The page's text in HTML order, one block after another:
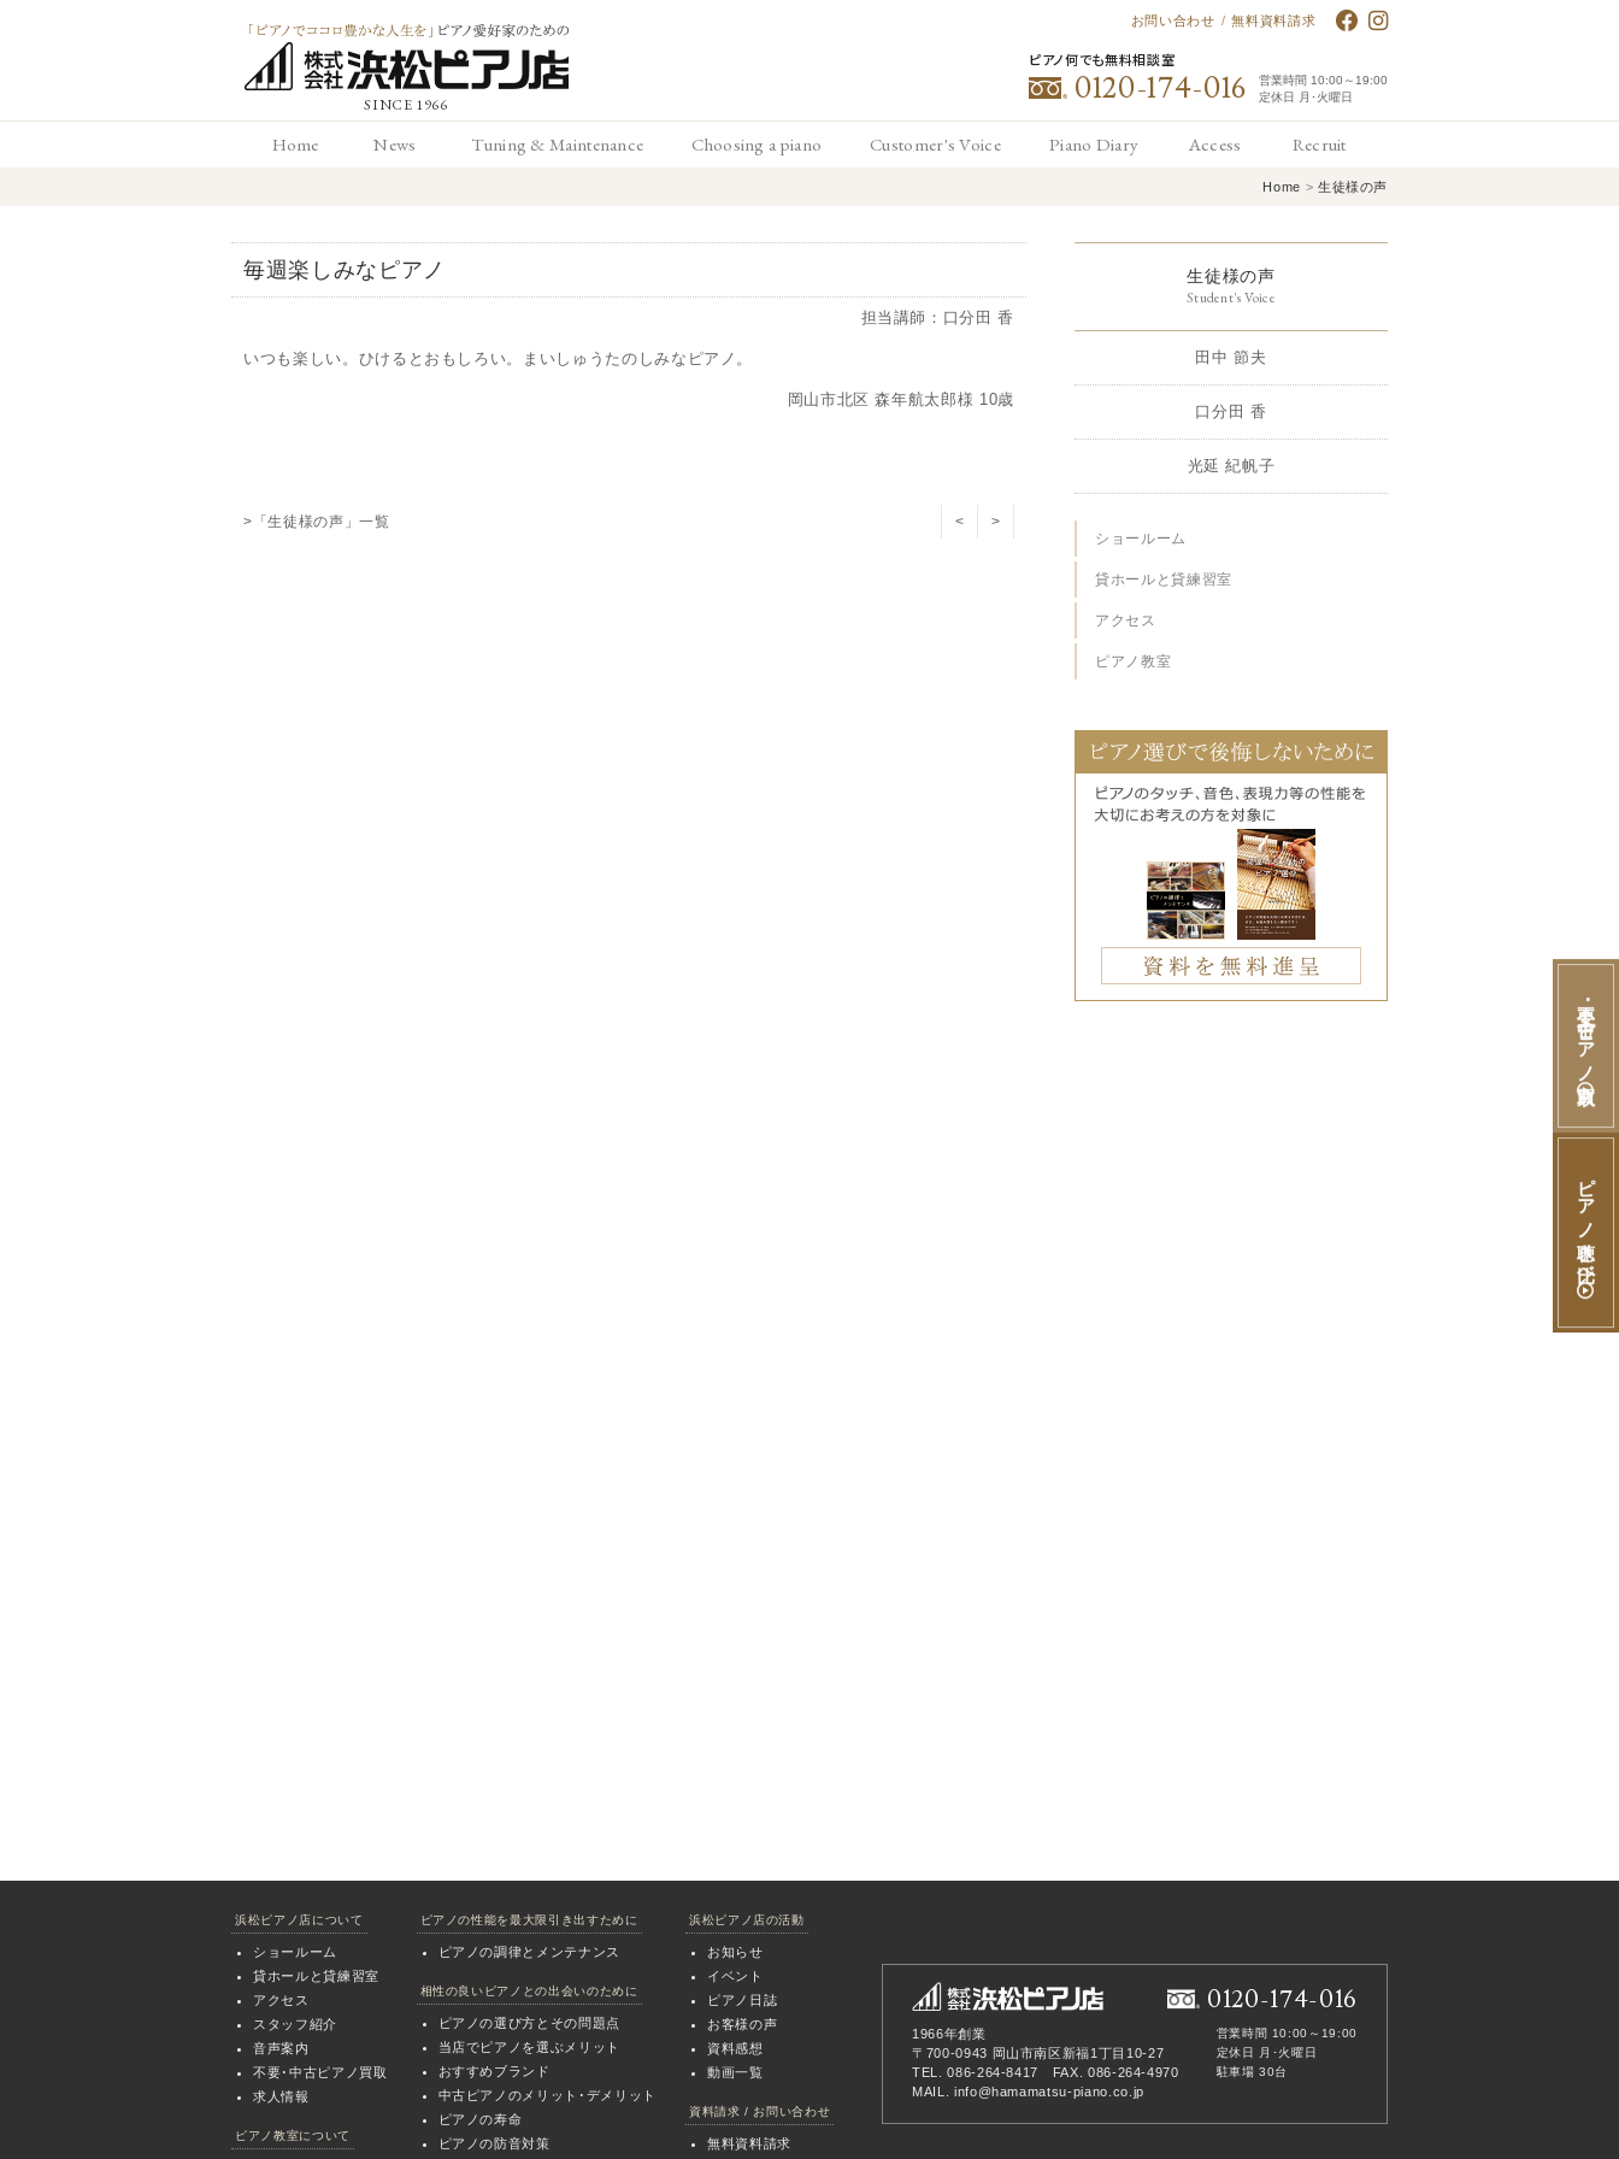
「ピアノでココロ豊
愛好家のための 浜松
お問い合わせ / 無料資料請求
ピアノ何でも無料相談室
0120-174-016
営業時間 10:00～19:00
定休日 月･火曜日
Home News Tuning & Maintenance Choosing a piano Customer's Voice Piano Diary Access Recruit
求人情報
Home > 生徒様の声
毎週楽しみなピアノ
担当講師：口分田 香
いつも楽しい。ひけるとおもしろい。まいしゅうたのしみなピアノ。
岡山市北区 森年航太郎様 10歳
>「生徒様の声」一覧 < >
生徒様の声
Student's Voice
田中 節夫
口分田 香
光延 紀帆子
ショールーム
貸ホールと貸練習室
アクセス
ピアノ教室
0120-174-016
1966年創業
〒700-0943 岡山市南区新福1丁目10-27
TEL. 086-264-8417 FAX. 086-264-4970
MAIL. info@hamamatsu-piano.co.jp
営業時間 10:00～19:00
定休日 月･火曜日
駐車場 30台
浜松ピアノ店について
ショールーム
貸ホールと貸練習室
アクセス
スタッフ紹介
音声案内
不要･中古ピアノ買取
求人情報
ピアノ教室について
ピアノの性能を最大限引き出すために
ピアノの調律とメンテナンス
相性の良いピアノとの出会いのために
ピアノの選び方とその問題点
当店でピアノを選ぶメリット
おすすめブランド
中古ピアノのメリット･デメリット
ピアノの寿命
ピアノの防音対策
浜松ピアノ店の活動
お知らせ
イベント
ピアノ日誌
お客様の声
資料感想
動画一覧
資料請求 / お問い合わせ
無料資料請求
不要･中古ピアノ買取
ピアノ聴き比べ